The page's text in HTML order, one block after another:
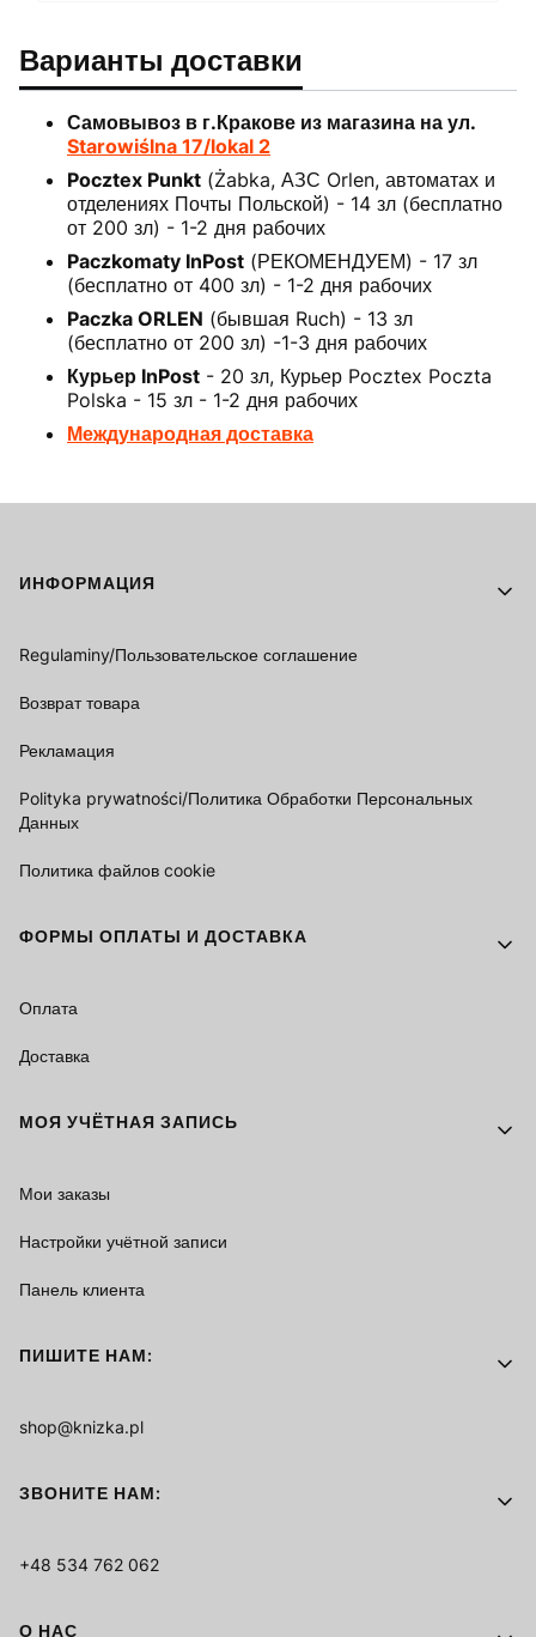
Варианты доставки
Самовывоз в г.Кракове из магазина на ул.
Starowiślna 17/lokal 2
Pocztex Punkt (Żabka, АЗС Orlen, автоматах и
отделениях Почты Польской) - 14 зл (бесплатно
от 200 зл) - 1-2 дня рабочих
Paczkomaty InPost (РЕКОМЕНДУЕМ) - 17 зл
(бесплатно от 400 зл) - 1-2 дня рабочих
Paczka ORLEN (бывшая Ruch) - 13 зл
(бесплатно от 200 зл) -1-3 дня рабочих
Курьер InPost - 20 зл, Курьер Pocztex Poczta
Polska - 15 зл - 1-2 дня рабочих
Международная доставка
Footer menu
ИНФОРМАЦИЯ
Regulaminy/Пользовательское соглашение
Возврат товара
Рекламация
Polityka prywatności/Политика Обработки Персональных
Данных
Политика файлов cookie
ФОРМЫ ОПЛАТЫ И ДОСТАВКА
Оплата
Доставка
МОЯ УЧЁТНАЯ ЗАПИСЬ
Мои заказы
Настройки учётной записи
Панель клиента
ПИШИТЕ НАМ:
shop@knizka.pl
ЗВОНИТЕ НАМ:
+48 534 762 062
О НАС